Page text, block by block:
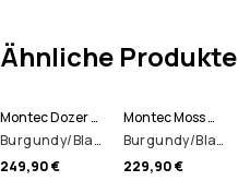
Ähnliche Produkte
Montec Dozer W Skihose Damen
Burgundy/Black
249,90 €
Montec Moss W Skijacke Damen
Burgundy/Black
229,90 €